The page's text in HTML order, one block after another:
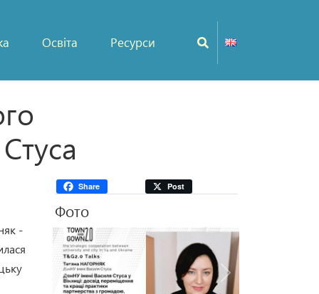
Освіта Ресурси
-
Share Post
Фото
Попередня Наступна